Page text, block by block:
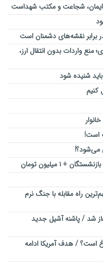
ایمان، شجاعت و مکتب شهداست
نقشه‌های دشمنان است
واردات بدون انتقال ارز،
شنیده شود
است!
می‌شود؟!
راه مقابله با جنگ نرم
شد / پاشنه آشیل جدید
/ هدف آمریکا ادامه